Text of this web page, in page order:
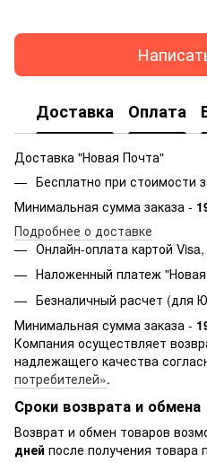
Доставка Оплата
Доставка "Новая Почта"
Бесплатно при стоимости
Минимальная сумма заказа -
Подробнее о доставке
Онлайн-оплата картой
Наложенный платеж
Безналичный расчет (для
Минимальная сумма заказа -
Компания осуществляет
надлежащего качества
потребителей».
Сроки возврата и обмена
Возврат и обмен товаров
дней после получения товара